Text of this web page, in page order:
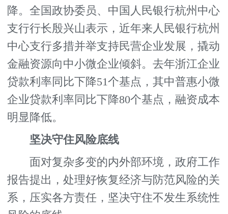
降。全国政协委员、中国人民银行杭州中心
支行行长殷兴山表示，近年来人民银行杭州
中心支行多措并举支持民营企业发展，撬动
金融资源向中小微企业倾斜。去年浙江企业
贷款利率同比下降51个基点，其中普惠小微
企业贷款利率同比下降80个基点，融资成本
明显降低。
坚决守住风险底线
面对复杂多变的内外部环境，政府工作
报告提出，处理好恢复经济与防范风险的关
系，压实各方责任，坚决守住不发生系统性